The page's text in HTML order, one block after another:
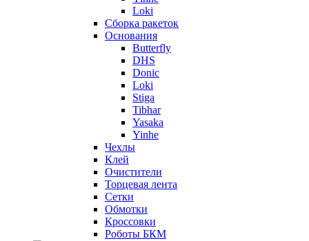
Loki
Сборка ракеток
Основания
Butterfly
DHS
Donic
Loki
Stiga
Tibhar
Yasaka
Yinhe
Чехлы
Клей
Очистители
Торцевая лента
Сетки
Обмотки
Кроссовки
Роботы БКМ